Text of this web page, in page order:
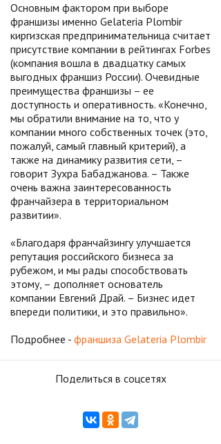
Основным фактором при выборе
франшизы именно Gelateria Plombir
киргизская предпринимательница считает
присутствие компании в рейтингах Forbes
(компания вошла в двадцатку самых
выгодных франшиз России). Очевидные
преимущества франшизы – ее
доступность и оперативность. «Конечно,
мы обратили внимание на то, что у
компании много собственных точек (это,
пожалуй, самый главный критерий), а
также на динамику развития сети, –
говорит Зухра Бабаджанова. – Также
очень важна заинтересованность
франчайзера в территориальном
развитии».
«Благодаря франчайзингу улучшается
репутация российского бизнеса за
рубежом, и мы рады способствовать
этому, – дополняет основатель
компании Евгений Драй. – Бизнес идет
впереди политики, и это правильно».
Подробнее - франшиза Gelateria Plombir
Поделиться в соцсетях